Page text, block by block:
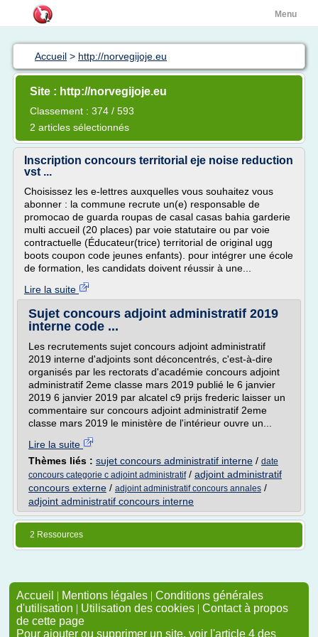
Menu
Accueil > http://norvegijoje.eu
Site : http://norvegijoje.eu
Classement : 374 / 593
2 articles sélectionnés
Inscription concours territorial eje noise reduction
vst ...
Choisissez les e-lettres auxquelles vous souhaitez vous
abonner : la commune recrute un(e) responsable de
promocao de guarda roupas de casal casas bahia garderie
multi accueil (20 places) par voie statutaire ou par voie
contractuelle (Éducateur(trice) territorial de original ugg
boots coupon code jeunes enfants). pour intégrer une école
de formation, les candidats doivent réussir à une...
Lire la suite
Sujet concours adjoint administratif 2019
interne code ...
Les recrutements sujet concours adjoint administratif
2019 interne d'adjoints sont déconcentrés, c'est-à-dire
organisés par les rectorats d'académie concours adjoint
administratif 2eme classe mars 2019 publié le 6 janvier
2019 6 janvier 2019 par alcatel c9 prijs frederic laisser un
commentaire sur concours adjoint administratif 2eme
classe mars 2019 le ministère de l'intérieur ouvre un...
Lire la suite
Thèmes liés : sujet concours administratif interne / date
concours categorie c adjoint administratif/ adjoint administratif
concours externe / adjoint administratif concours annales /
adjoint administratif concours interne
2 Ressources
Accueil | Mentions légales | Conditions générales
d'utilisation | Utilisation des cookies | Contact à propos
de cette page
Pour ajouter ou supprimer un site, voir l'article 4 des